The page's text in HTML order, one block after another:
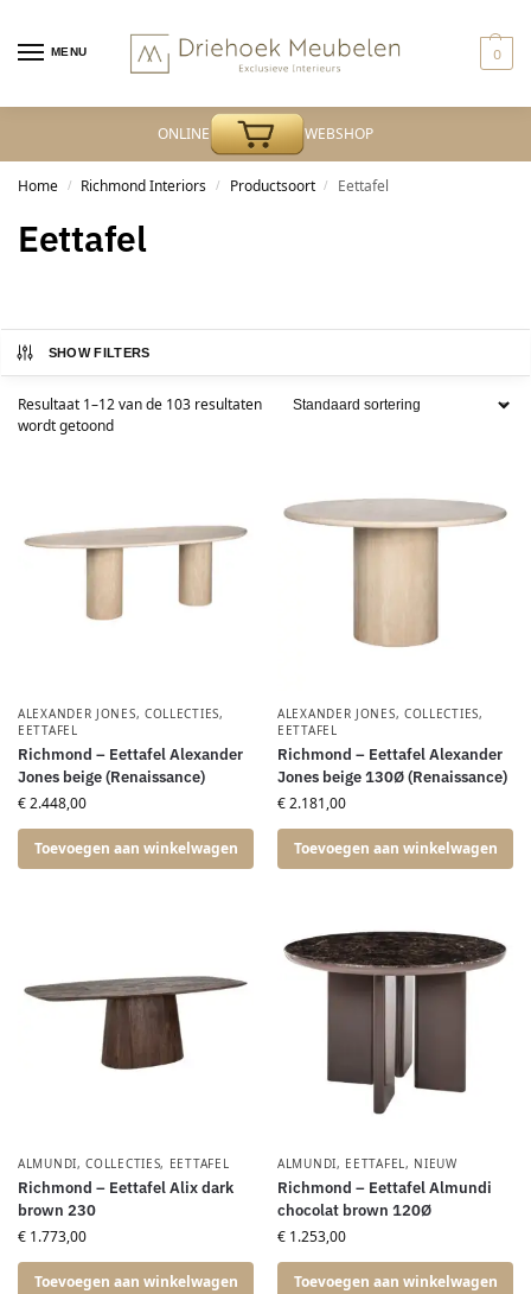
MENU 0
ONLINE WEBSHOP
Home / Richmond Interiors / Productsoort / Eettafel
Eettafel
SHOW FILTERS
Resultaat 1–12 van de 103 resultaten
wordt getoond
ALEXANDER JONES, COLLECTIES,
EETTAFEL
Richmond – Eettafel Alexander
Jones beige (Renaissance)
€2.448,00
Toevoegen aan winkelwagen
ALEXANDER JONES, COLLECTIES,
EETTAFEL
Richmond – Eettafel Alexander
Jones beige 130Ø (Renaissance)
€2.181,00
Toevoegen aan winkelwagen
ALMUNDI,COLLECTIES, EETTAFEL
Richmond – Eettafel Alix dark
brown 230
€ 1.773,00
Toevoegen aan winkelwagen
ALMUNDI, EETTAFEL, NIEUW
Richmond – Eettafel Almundi
chocolat brown 120Ø
€ 1.253,00
Toevoegen aan winkelwagen